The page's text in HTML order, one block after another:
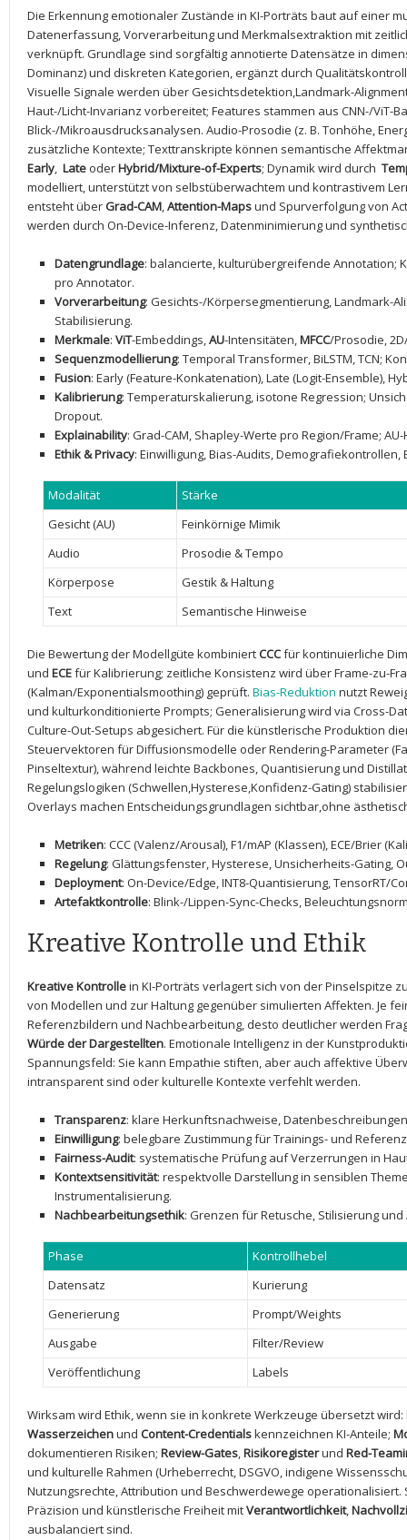
Die Erkennung⁣ emotionaler Zustände in KI-Porträts baut auf einer
Datenerfassung, Vorverarbeitung und Merkmalsextraktion mit
​verknüpft. Grundlage ⁣sind sorgfältig annotierte Datensätze in
Dominanz) und diskreten Kategorien,​ ergänzt durch
Visuelle Signale werden über Gesichtsdetektion,Landmark-
Haut-/Licht-Invarianz vorbereitet; Features⁤ stammen aus CNN-/ViT-
Blick-/Mikroausdrucksanalysen. Audio-Prosodie (z. B. Tonhöhe,
zusätzliche Kontexte; Texttranskripte​ können‍ semantische
Early, ‍ Late oderHybrid/Mixture-of-Experts; Dynamik wird durch ⁤
modelliert, unterstützt von ⁢selbstüberwachtem und kontrastivem
entsteht über Grad-CAM,Attention-Mapsund Spurverfolgung von
werden ‍durch On-Device-Inferenz, Datenminimierung und
Datengrundlage: balancierte, kulturübergreifende Annotation;
pro Annotator.
Vorverarbeitung: Gesichts-/Körpersegmentierung, Landmark-
Stabilisierung.
Merkmale: ViT-Embeddings,AU-Intensitäten,MFCC/Prosodie,
Sequenzmodellierung: Temporal Transformer, BiLSTM, TCN;
Fusion: Early ‍(Feature-Konkatenation), Late (Logit-Ensemble),
Kalibrierung: Temperaturskalierung, isotone Regression;
Dropout.
Explainability: Grad-CAM, Shapley-Werte pro Region/Frame;
Ethik & ‌Privacy: Einwilligung, Bias-Audits, Demografiekontrollen,
Modalität
Stärke
Gesicht ⁢(AU)
Feinkörnige Mimik
Audio
Prosodie & Tempo
Körperpose
Gestik & Haltung
Text
Semantische Hinweise
Die Bewertung der Modellgüte kombiniertCCCfür kontinuierliche
und ECEfür Kalibrierung; zeitliche Konsistenz wird über Frame-zu-
(Kalman/Exponentialsmoothing) geprüft.⁣ Bias-Reduktion nutzt
und kulturkonditionierte‍ Prompts; ⁤Generalisierung wird​ via Cross-
Culture-Out-Setups abgesichert. Für die künstlerische Produktion
Steuervektoren für Diffusionsmodelle oder Rendering-Parameter
Pinseltextur),⁢ während leichte Backbones, Quantisierung und
Regelungslogiken (Schwellen,Hysterese,Konfidenz-Gating)
Overlays machen Entscheidungsgrundlagen sichtbar,ohne
Metriken: CCC (Valenz/Arousal), F1/mAP (Klassen), ECE/Brier
Regelung: Glättungsfenster, Hysterese, Unsicherheits-Gating,
Deployment: On-Device/Edge, ⁢INT8-Quantisierung, TensorRT/
Artefaktkontrolle: Blink-/Lippen-Sync-Checks,
Kreative Kontrolle und Ethik
Kreative Kontrollein KI-Porträts verlagert ⁤sich von der Pinselspitze
von Modellen und zur Haltung gegenüber simulierten Affekten. ⁤Je
Referenzbildern⁢ und Nachbearbeitung, desto deutlicher werden
Würde der Dargestellten. Emotionale Intelligenz in der
Spannungsfeld: Sie kann Empathie stiften,​ aber auch affektive
intransparent sind⁢ oder kulturelle Kontexte verfehlt werden.
Transparenz: klare Herkunftsnachweise,
Einwilligung: belegbare Zustimmung für Trainings- und
Fairness-Audit: systematische Prüfung auf Verzerrungen in
Kontextsensitivität: respektvolle Darstellung in sensiblen
Instrumentalisierung.
Nachbearbeitungsethik: Grenzen für ‌Retusche, Stilisierung
Phase
Kontrollhebel
Datensatz
Kurierung
Generierung
Prompt/Weights
Ausgabe
Filter/Review
Veröffentlichung
Labels
Wirksam ⁣wird Ethik, wenn⁤ sie in ⁢konkrete Werkzeuge übersetzt wird:⁢
Wasserzeichenund Content-Credentialskennzeichnen KI-Anteile;
dokumentieren Risiken; Review-Gates,Risikoregisterund Red-
und kulturelle Rahmen (Urheberrecht, DSGVO, indigene
Nutzungsrechte, Attribution und ‍Beschwerdewege
Präzision‍ und künstlerische Freiheit mit‍Verantwortlichkeit,
ausbalanciert sind.